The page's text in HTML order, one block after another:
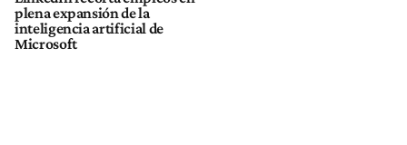
plena expansión de la
inteligencia artificial de
Microsoft